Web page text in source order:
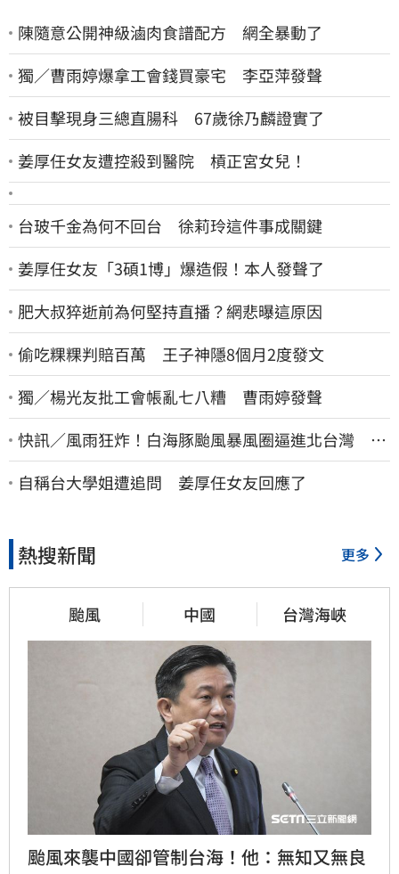
陳隨意公開神級滷肉食譜配方 網全暴動了
獨／曹雨婷爆拿工會錢買豪宅 李亞萍發聲
被目擊現身三總直腸科 67歲徐乃麟證實了
姜厚任女友遭控殺到醫院 槓正宮女兒！
台玻千金為何不回台 徐莉玲這件事成關鍵
姜厚任女友「3碩1博」爆造假！本人發聲了
肥大叔猝逝前為何堅持直播？網悲曝這原因
偷吃粿粿判賠百萬 王子神隱8個月2度發文
獨／楊光友批工會帳亂七八糟 曹雨婷發聲
快訊／風雨狂炸！白海豚颱風暴風圈逼進北台灣 7
地區達停班課標準
自稱台大學姐遭追問 姜厚任女友回應了
熱搜新聞 更多
颱風 中國 台灣海峽
颱風來襲中國卻管制台海！他：無知又無良